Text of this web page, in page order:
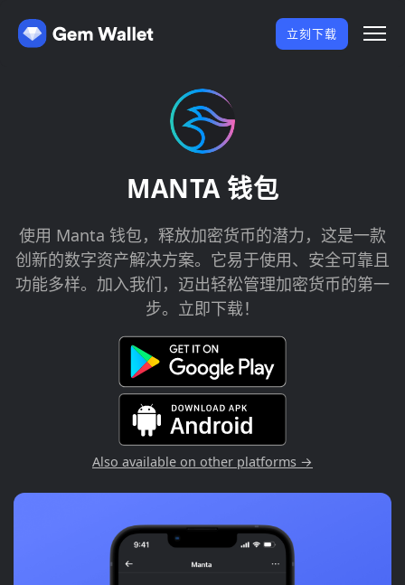
立刻下载
MANTA 钱包
使用 Manta 钱包，释放加密货币的潜力，这是一款
创新的数字资产解决方案。它易于使用、安全可靠且
功能多样。加入我们，迈出轻松管理加密货币的第一
步。立即下载！
Also available on other platforms →